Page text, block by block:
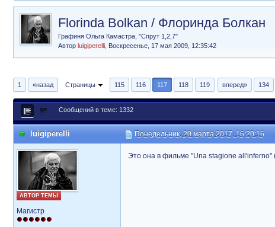
Florinda Bolkan / Флоринда Болкан
Графиня Ольга Камастра, "Спрут 1,2,7"
Автор luigiperelli Воскресенье, 17 мая 2009, 12:35:42
1 «назад Страницы 115 116 117 118 119 вперед» 134
Сообщений в теме: 1332
luigiperelli Понедельник, 20 марта 2017, 16:20:16
АВТОР ТЕМЫ
Магистр
Это она в фильме "Una stagione all'inferno"